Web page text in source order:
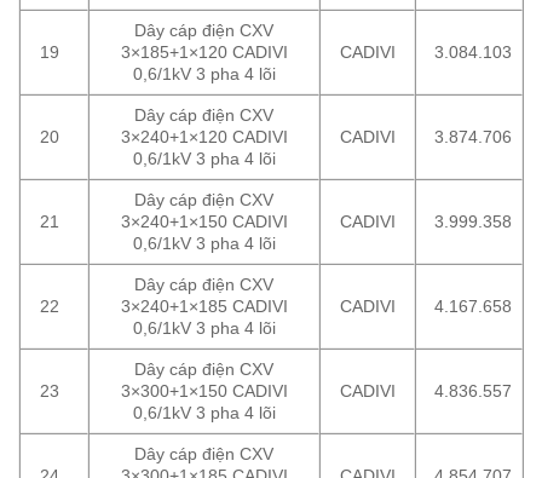
19
Dây cáp điện CXV
3×185+1×120 CADIVI
0,6/1kV 3 pha 4 lõi
CADIVI 3.084.103
20
Dây cáp điện CXV
3×240+1×120 CADIVI
0,6/1kV 3 pha 4 lõi
CADIVI 3.874.706
21
Dây cáp điện CXV
3×240+1×150 CADIVI
0,6/1kV 3 pha 4 lõi
CADIVI 3.999.358
22
Dây cáp điện CXV
3×240+1×185 CADIVI
0,6/1kV 3 pha 4 lõi
CADIVI 4.167.658
23
Dây cáp điện CXV
3×300+1×150 CADIVI
0,6/1kV 3 pha 4 lõi
CADIVI 4.836.557
Dây cáp điện CXV